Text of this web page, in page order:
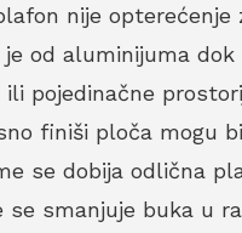
nije
od aluminijuma
pojedinačne
finiši ploča mogu
se dobija odlična
smanjuje buka u